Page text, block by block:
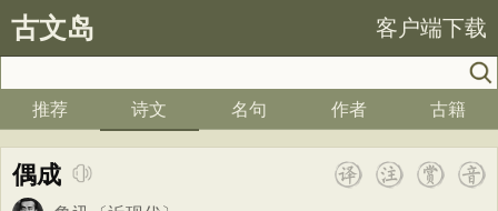
古文岛 客户端下载
推荐 诗文 名句 作者 古籍
偶成